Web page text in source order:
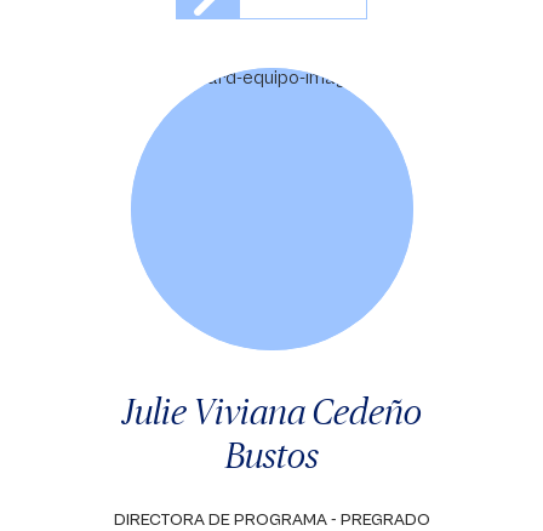
Julie Viviana Cedeño
Bustos
DIRECTORA DE PROGRAMA - PREGRADO